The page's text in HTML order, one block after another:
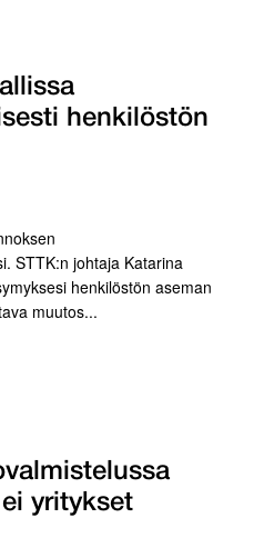
henkilöstön
STTK:n johtaja Katarina
henkilöstön aseman
muutos...
yritykset